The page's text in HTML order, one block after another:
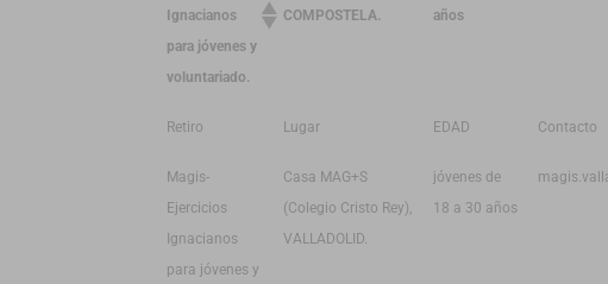
Ignacianos
para jóvenes y
voluntariado.
COMPOSTELA.
años
Retiro Lugar EDAD Contacto
Magis-
Ejercicios
Ignacianos
para jóvenes y
Casa MAG+S
(Colegio Cristo Rey),
VALLADOLID.
jóvenes de
18 a 30 años